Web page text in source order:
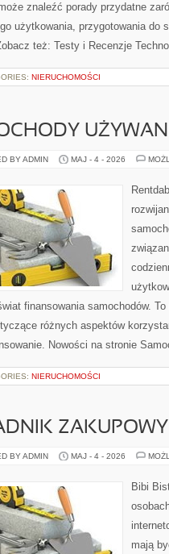
znaleźć porady przydatne
użytkowania, przygotowania do
też: Testy i Recenzje
NIERUCHOMOŚCI
BY ADMIN MAJ - 4 - 2026
finansowania samochodów.
różnych aspektów
Nowości na stronie
NIERUCHOMOŚCI
ZAKUPOWY
BY ADMIN MAJ - 4 - 2026
Bibi
mają